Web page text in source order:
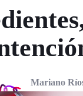
Mariano